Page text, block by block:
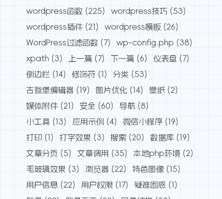
wordpress函数 (225) wordpress技巧 (53)
wordpress插件 (21) wordpress模板 (26)
WordPress过滤函数 (7) wp-config.php (38)
xpath (3) 上一篇 (7) 下一篇 (6) 仪表盘 (7)
侧边栏 (14) 修饰符 (1) 分类 (53)
古登堡编辑器 (19) 图片优化 (14) 壁纸 (2)
媒体附件 (21) 安全 (60) 导航 (8)
小工具 (13) 应用示例 (4) 微信小程序 (19)
打印 (1) 打字效果 (3) 搜索 (20) 数据库 (19)
文章分页 (5) 文章调用 (35) 本地php环境 (2)
毛玻璃效果 (3) 浏览器 (22) 特色图像 (15)
用户信息 (22) 用户权限 (17) 疑难困惑 (1)